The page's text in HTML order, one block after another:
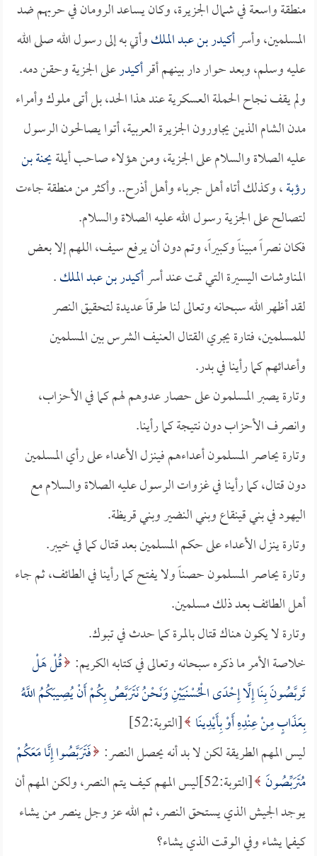
منطقة واسعة في شمال الجزيرة، وكان يساعد الرومان في حربهم ضد
المسلمين، وأسرأكيدر بن عبد الملكوأتي به إلى رسول الله صلى الله
عليه وسلم، وبعد حوار دار بينهم أقرأكيدرعلى الجزية وحقن دمه.
ولم يقف نجاح الحملة العسكرية عند هذا الحد، بل أتى ملوك وأمراء
مدن الشام الذين يجاورون الجزيرة العربية، أتوا يصالحون الرسول
عليه الصلاة والسلام على الجزية، ومن هؤلاء صاحب أيلةيحنة بن
رؤبة، وكذلك أتاه أهل جرباء وأهل أذرح.. وأكثر من منطقة جاءت
لتصالح على الجزية رسول الله عليه الصلاة والسلام.
فكان نصراً مبيناً وكبيراً، وتم دون أن يرفع سيف، اللهم إلا بعض
المناوشات اليسيرة التي تمت عند أسرأكيدر بن عبد الملك.
لقد أظهر الله سبحانه وتعالى لنا طرقاً عديدة لتحقيق النصر
للمسلمين، فتارة يجري القتال العنيف الشرس بين المسلمين
وأعدائهم كما رأينا في بدر.
وتارة يصبر المسلمون على حصار عدوهم لهم كما في الأحزاب،
وانصرف الأحزاب دون نتيجة كما رأينا.
وتارة يحاصر المسلمون أعداءهم فينزل الأعداء على رأي المسلمين
دون قتال، كما رأينا في غزوات الرسول عليه الصلاة والسلام مع
اليهود في بني قينقاع وبني النضير وبني قريظة.
وتارة ينزل الأعداء على حكم المسلمين بعد قتال كما في خيبر.
وتارة يحاصر المسلمون حصناً ولا يفتح كما رأينا في الطائف، ثم جاء
أهل الطائف بعد ذلك مسلمين.
وتارة لا يكون هناك قتال بالمرة كما حدث في تبوك.
خلاصة الأمر ما ذكره سبحانه وتعالى في كتابه الكريم: قُلْ هَلْ
تَربَّصُونَ بِنَا إِلَّا إِحْدَى الْحُسْنَيَيْنِ وَنَحْنُ نَتَرَبَّصُ بِكُمْ أَنْ يُصِيبَكُمُ اللَّهُ
بِعَذَابٍ مِنْ عِنْدِهِ أَوْ بِأَيْدِينَا [التوبة:52]
ليس المهم الطريقة لكن لا بد أنه يحصل النصر: فَتَرَبَّصُوا إِنَّا مَعَكُمْ
مُتَرَبِّصُونَ
[التوبة:52]ليس المهم كيف يتم النصر، ولكن المهم أن
يوجد الجيش الذي يستحق النصر، ثم الله عز وجل ينصر من يشاء
كيفما يشاء وفي الوقت الذي يشاء؟